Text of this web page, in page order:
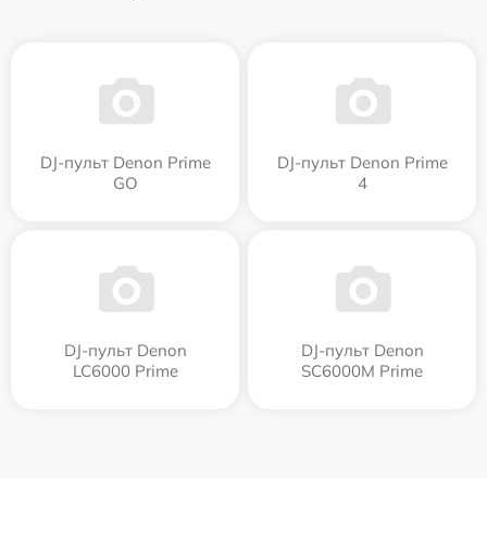
DJ-пульт Denon Prime
GO
DJ-пульт Denon Prime
4
DJ-пульт Denon
LC6000 Prime
DJ-пульт Denon
SC6000M Prime